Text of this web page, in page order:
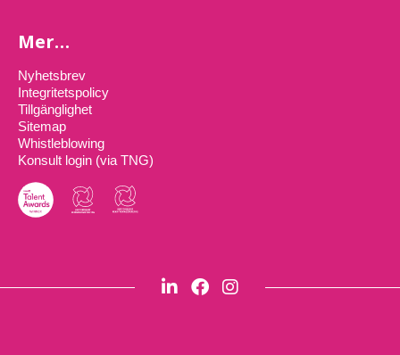
Mer…
Nyhetsbrev
Integritetspolicy
Tillgänglighet
Sitemap
Whistleblowing
Konsult login (via TNG)